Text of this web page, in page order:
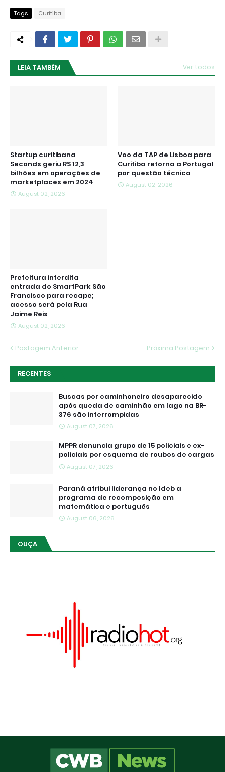
Tags Curitiba
LEIA TAMBÉM Ver todos
Startup curitibana
Seconds geriu R$ 12,3
bilhões em operações de
marketplaces em 2024
August 02, 2026
Voo da TAP de Lisboa para
Curitiba retorna a Portugal
por questão técnica
August 02, 2026
Prefeitura interdita
entrada do SmartPark São
Francisco para recape;
acesso será pela Rua
Jaime Reis
August 02, 2026
Postagem Anterior Próxima Postagem
RECENTES
Buscas por caminhoneiro desaparecido
após queda de caminhão em lago na BR-
376 são interrompidas
August 07, 2026
MPPR denuncia grupo de 15 policiais e ex-
policiais por esquema de roubos de cargas
August 07, 2026
Paraná atribui liderança no Ideb a
programa de recomposição em
matemática e português
August 06, 2026
OUÇA
Este site utiliza cookies para melhorar sua